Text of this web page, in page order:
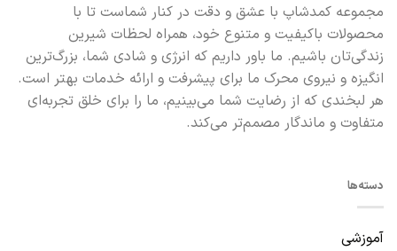
مجموعه کمدشاپ با عشق و دقت در کنار شماست تا با
محصولات باکیفیت و متنوع خود، همراه لحظات شیرین
زندگی‌تان باشیم. ما باور داریم که انرژی و شادی شما، بزرگ‌ترین
انگیزه و نیروی محرک ما برای پیشرفت و ارائه خدمات بهتر است.
هر لبخندی که از رضایت شما می‌بینیم، ما را برای خلق تجربه‌ای
متفاوت و ماندگار مصمم‌تر می‌کند.
دسته‌ها
آموزشی